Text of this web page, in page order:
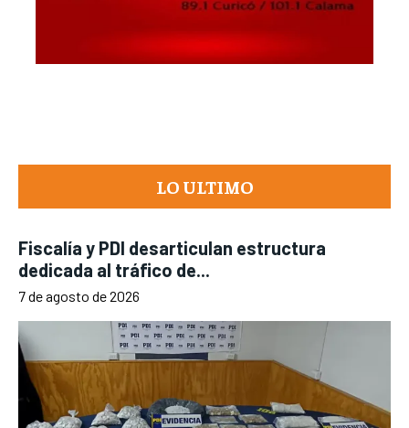
LO ULTIMO
Fiscalía y PDI desarticulan estructura
dedicada al tráfico de...
7 de agosto de 2026